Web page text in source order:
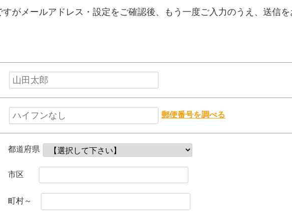
がメールアドレス・設定をご確認後、もう一度ご入力のうえ、送信を
郵便番号を調べる
都道府県
市区
町村～